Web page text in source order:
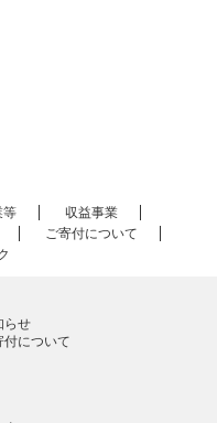
等
収益事業
ご寄付について
らせ
付について